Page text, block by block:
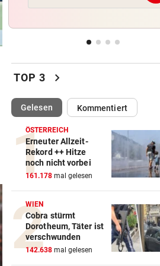
Drohne voller Sprengstoff
Urlauber-Kolonne rollt:
Blockabfertigung
SKI-ASS ATMET DURCH
Nach Zitterpartie ist die
abgesichert
FLOGEN ÜBER KASERNE vor
Deutschland: Wieder
TOP 3 chevron_right
Gelesen(ausgewählt)Kommentiert
ÖSTERREICH
Erneuter Allzeit-
Rekord ++ Hitze
noch nicht vorbei
161.178 mal gelesen
WIEN
Cobra stürmt
Dorotheum, Täter ist
verschwunden
142.638 mal gelesen